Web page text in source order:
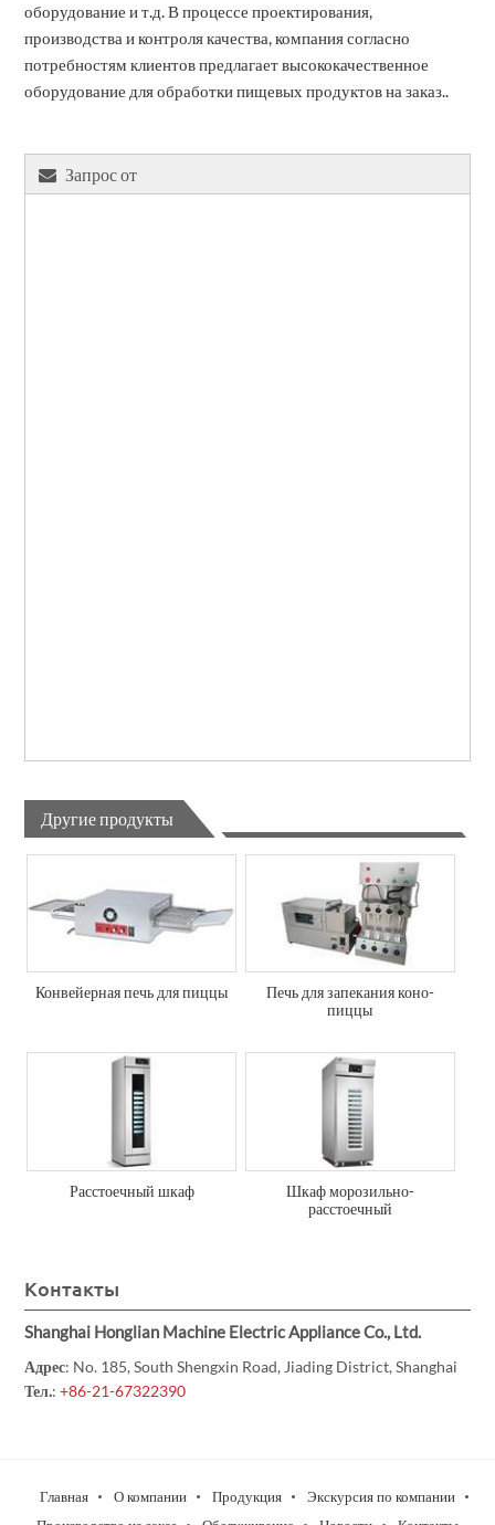
оборудование и т.д. В процессе проектирования,
производства и контроля качества, компания согласно
потребностям клиентов предлагает высококачественное
оборудование для обработки пищевых продуктов на заказ..
Запрос от
Другие продукты
Конвейерная печь для пиццы
Печь для запекания коно-
пиццы
Расстоечный шкаф
Шкаф морозильно-
расстоечный
Контакты
Shanghai Honglian Machine Electric Appliance Co., Ltd.
Адрес: No. 185, South Shengxin Road, Jiading District, Shanghai
Тел.:+86-21-67322390
Главная О компании Продукция
Экскурсия по компании